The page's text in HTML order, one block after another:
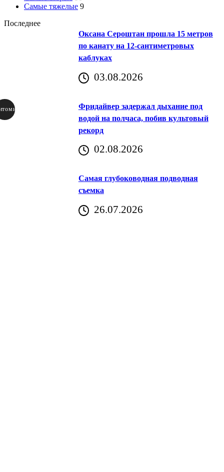
Самые тяжелые 9
Последнее
Оксана Сероштан прошла 15 метров
по канату на 12-сантиметровых
каблуках
03.08.2026
Фридайвер задержал дыхание под
водой на полчаса, побив культовый
рекорд
02.08.2026
Самая глубоководная подводная
съемка
26.07.2026